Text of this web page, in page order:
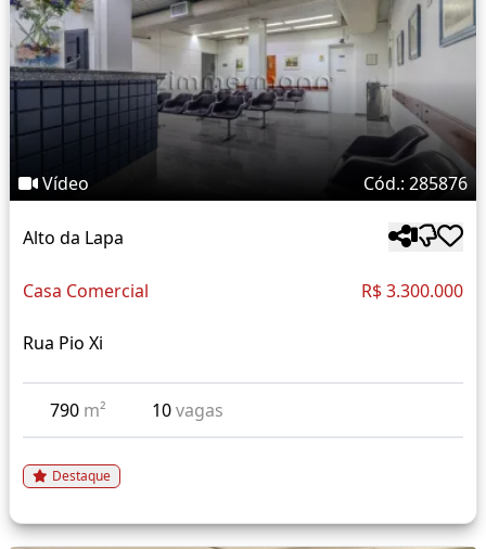
Vídeo Cód.: 285876
Alto da Lapa
Casa Comercial R$ 3.300.000
Rua Pio Xi
790 m² 10vagas
Destaque